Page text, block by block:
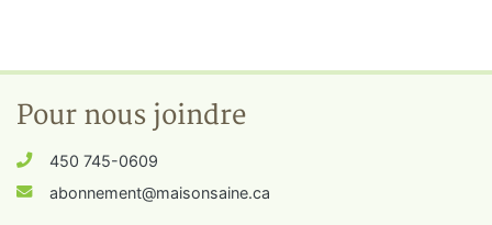
Pour nous joindre
450 745-0609
abonnement@maisonsaine.ca